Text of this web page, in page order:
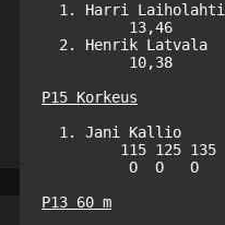
1. Harri
13,46
2. Henrik Latvala
10,38
P15 Korkeus
1. Jani Kallio
115 125 135
O  O   O
P13 60 m